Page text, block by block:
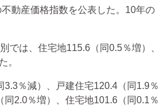
動産価格指数を公表した。10年の
は、住宅地115.6（同0.5％増）、
。
％減）、戸建住宅120.4（同1.9％
2.0％増）、住宅地101.6（同0.1％